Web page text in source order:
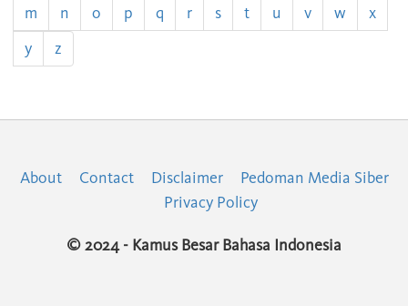
m
n o p q r s t u v w
x
y
z
About Contact Disclaimer
Pedoman Media Siber
Privacy Policy
© 2024 - Kamus Besar Bahasa Indonesia